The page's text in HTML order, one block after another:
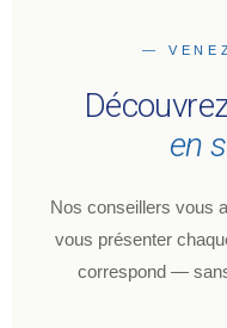
—
en
Nos conseillers vous
vous présenter
correspond —